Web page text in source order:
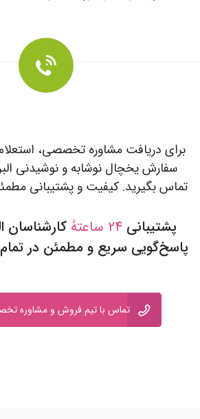
برای دریافت مشاوره تخصصی،
سفارش یخچال نوشابه و نوشیدنی
تماس بگیرید. کیفیت و پشتیبانی
پشتیبانی 24 ساعتهٔ
کارشناسان
پاسخ‌گویی سریع و مطمئن در
تماس با تیم فروش و مشاوره